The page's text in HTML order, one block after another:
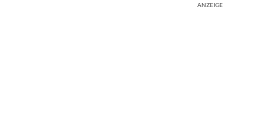
ANZEIGE